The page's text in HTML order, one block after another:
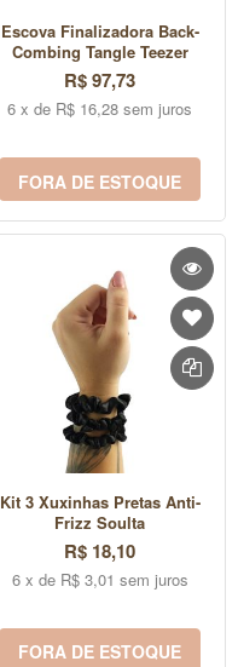
Escova Finalizadora Back-
Combing Tangle Teezer
R$ 97,73
6 x de R$ 16,28 sem juros
FORA DE ESTOQUE
Kit 3 Xuxinhas Pretas Anti-
Frizz Soulta
R$ 18,10
6 x de R$ 3,01 sem juros
FORA DE ESTOQUE